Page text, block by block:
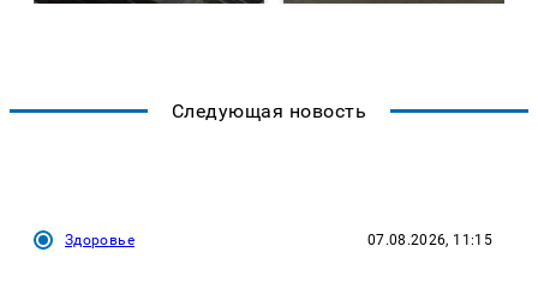
Следующая новость
Здоровье 07.08.2026, 11:15